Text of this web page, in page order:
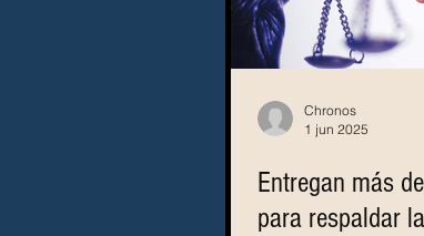
Chronos
1 jun 2025
Entregan más
para respaldar